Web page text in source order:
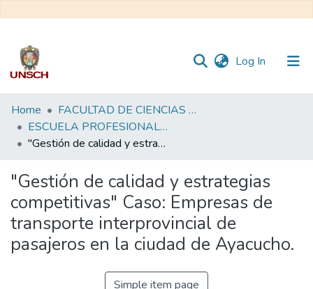
Log In (current)
Communities
&
Collections
Statistics
Home
FACULTAD DE CIENCIAS ECONÓMICAS, ADMINISTRATIVAS Y CONTABLES
ESCUELA PROFESIONAL DE ADMINISTRACIÓN DE EMPRESAS
"Gestión de calidad y estrategias competitivas" Caso: Empresas de transporte interprovincial de pasajeros en la ciudad de Ayacucho.
"Gestión de calidad y estrategias
competitivas" Caso: Empresas de
transporte interprovincial de
pasajeros en la ciudad de Ayacucho.
Simple item page